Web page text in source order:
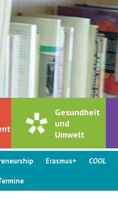
Gesundheit
und
Umwelt
Erasmus+ COOL